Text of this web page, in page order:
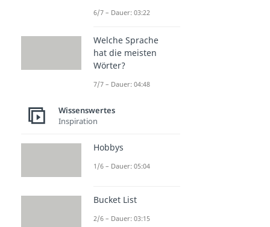
6/7 – Dauer: 03:22
Welche Sprache
hat die meisten
Wörter?
7/7 – Dauer: 04:48
Wissenswertes
Inspiration
Hobbys
1/6 – Dauer: 05:04
Bucket List
2/6 – Dauer: 03:15